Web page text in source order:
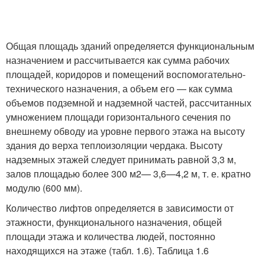
Общая площадь зданий определяется функциональным
назначением и рассчитывается как сумма рабочих
площадей, коридоров и помещений воспомогательно-
технического назначения, а объем его — как сумма
объемов подземной и надземной частей, рассчитанных
умножением площади горизонтального сечения по
внешнему обводу иа уровне первого этажа на высоту
здания до верха теплоизоляции чердака. Высоту
надземных этажей следует принимать равной 3,3 м,
залов площадью более 300 м2— 3,6—4,2 м, т. е. кратно
модулю (600 мм).
Количество лифтов определяется в зависимости от
этажности, функционального назначения, общей
площади этажа и количества людей, постоянно
находящихся на этаже (табл. 1.6). Таблица 1.6